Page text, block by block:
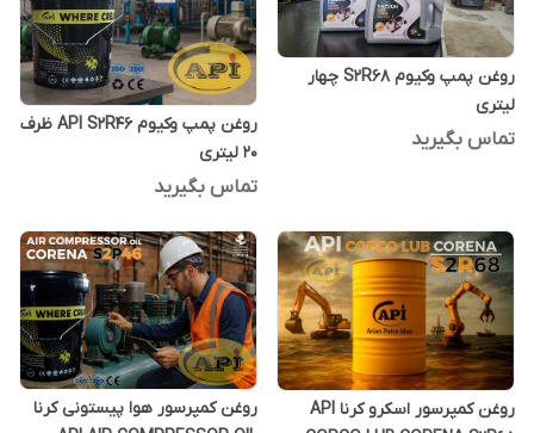
روغن پمپ وکیوم S2R68 چهار
لیتری
تماس بگیرید
روغن پمپ وکیوم API S2R46 ظرف
20 لیتری
تماس بگیرید
روغن کمپرسور اسکرو کرنا API
روغن کمپرسور هوا پیستونی کرنا